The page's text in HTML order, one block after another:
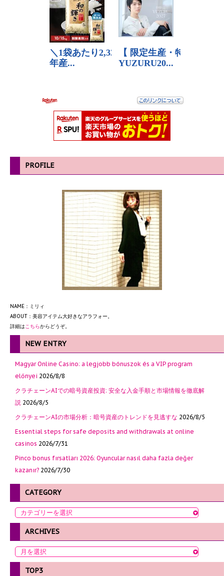
PROFILE
NAME：ミリィ
ABOUT：美容アイテム大好きなアラフォー。
詳細はこちらからどうぞ。
NEW ENTRY
Magyar Online Casino: a legjobb bónuszok és a VIP program
előnyei 2026/8/8
クラチェーンAIでの暗号資産投資: 安全な入金手順と市場情報を徹底解
説 2026/8/5
クラチェーンAIの市場分析：暗号資産のトレンドを見逃すな 2026/8/5
Essential steps for safe deposits and withdrawals at online
casinos 2026/7/31
Pinco bonus fırsatları 2026: Oyuncular nasıl daha fazla değer
kazanır? 2026/7/30
CATEGORY
ARCHIVES
TOP3